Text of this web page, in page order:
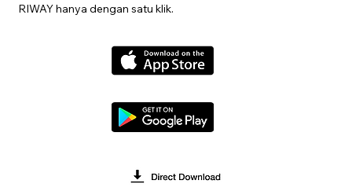
RIWAY hanya dengan satu klik.